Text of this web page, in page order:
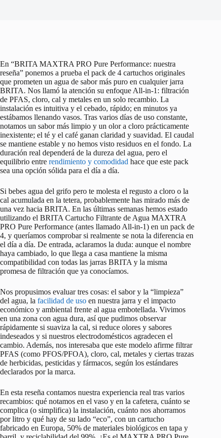
En “BRITA MAXTRA PRO Pure Performance: nuestra
reseña” ponemos a prueba el pack de 4 cartuchos originales
que prometen un agua de sabor más puro en cualquier jarra
BRITA. Nos llamó la atención su enfoque All‑in‑1: filtración
de PFAS, cloro, cal y metales en un solo recambio. La
instalación es intuitiva y el cebado, rápido; en minutos ya
estábamos llenando vasos. Tras varios días de uso constante,
notamos un sabor más limpio y un olor a cloro prácticamente
inexistente; el té y el café ganan claridad y suavidad. El caudal
se mantiene estable y no hemos visto residuos en el fondo. La
duración real dependerá de la dureza del agua, pero el
equilibrio entre rendimiento y comodidad hace que este pack
sea una opción sólida para el día a día.
Si bebes agua del grifo pero te molesta el regusto a cloro o la
cal acumulada en la tetera, probablemente has mirado más de
una vez hacia BRITA. En las últimas semanas hemos estado
utilizando el BRITA Cartucho Filtrante de Agua MAXTRA
PRO Pure Performance (antes llamado All‑in‑1) en un pack de
4, y queríamos comprobar si realmente se nota la diferencia en
el día a día. De entrada, aclaramos la duda: aunque el nombre
haya cambiado, lo que llega a casa mantiene la misma
compatibilidad con todas las jarras BRITA y la misma
promesa de filtración que ya conocíamos.
Nos propusimos evaluar tres cosas: el sabor y la “limpieza”
del agua, la facilidad de uso en nuestra jarra y el impacto
económico y ambiental frente al agua embotellada. Vivimos
en una zona con agua dura, así que pudimos observar
rápidamente si suaviza la cal, si reduce olores y sabores
indeseados y si nuestros electrodomésticos agradecen el
cambio. Además, nos interesaba que este modelo afirme filtrar
PFAS (como PFOS/PFOA), cloro, cal, metales y ciertas trazas
de herbicidas, pesticidas y fármacos, según los estándares
declarados por la marca.
En esta reseña contamos nuestra experiencia real tras varios
recambios: qué notamos en el vaso y en la cafetera, cuánto se
complica (o simplifica) la instalación, cuánto nos ahorramos
por litro y qué hay de su lado “eco”, con un cartucho
fabricado en Europa, 50% de materiales biológicos en tapa y